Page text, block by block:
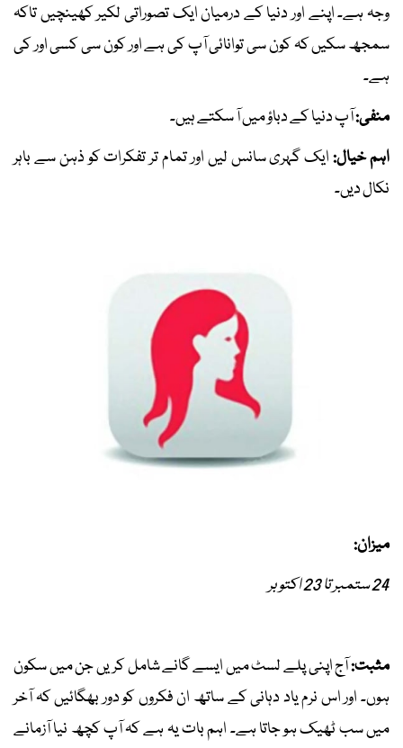
وجہ ہے۔ اپنے اور دنیا کے درمیان ایک تصوراتی لکیر کھینچیں تاکہ
سمجھ سکیں کہ کون سی توانائی آپ کی ہے اور کون سی کسی اور کی
ہے۔
منفی:آپ دنیا کے دباؤ میں آ سکتے ہیں۔
اہم خیال:ایک گہری سانس لیں اور تمام تر تفکرات کو ذہن سے باہر
نکال دیں۔
میزان:
24 ستمبر تا 23 اکتوبر
مثبت:آج اپنی پلے لسٹ میں ایسے گانے شامل کریں جن میں سکون
ہوں۔ اور اس نرم یاد دہانی کے ساتھ ان فکروں کو دور بھگائیں کہ آخر
میں سب ٹھیک ہو جاتا ہے۔ اہم بات یہ ہے کہ آپ کچھ نیا آزمانے